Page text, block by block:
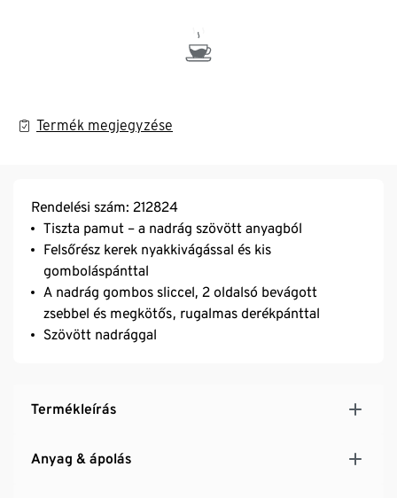
Termék megjegyzése
Rendelési szám: 212824
Tiszta pamut – a nadrág szövött anyagból
Felsőrész kerek nyakkivágással és kis
gomboláspánttal
A nadrág gombos sliccel, 2 oldalsó bevágott
zsebbel és megkötős, rugalmas derékpánttal
Szövött nadrággal
Termékleírás
Anyag & ápolás